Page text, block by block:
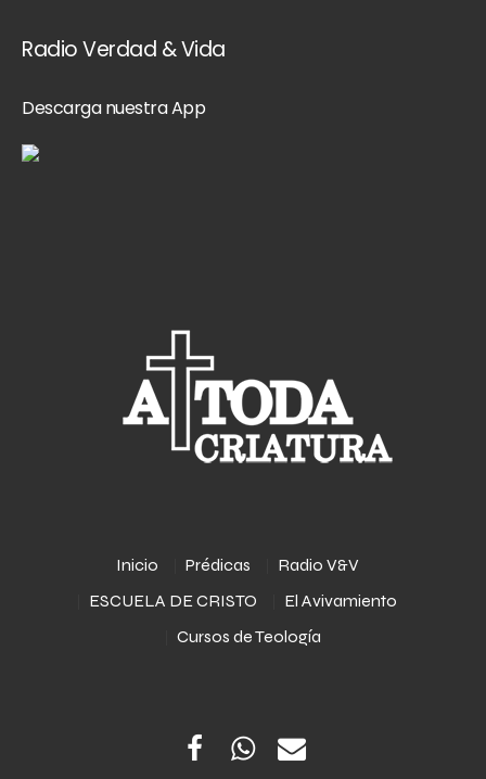
Radio Verdad & Vida
Descarga nuestra App
Inicio Prédicas
Radio V&V
ESCUELA DE CRISTO
El Avivamiento
Cursos de Teología